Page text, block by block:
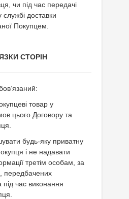
чи під час передачі
доставки
Покупцем.
СТОРІН
товар у
цього Договору та
будь-яку приватну
і не надавати
третім особам, за
передбачених
під час виконання